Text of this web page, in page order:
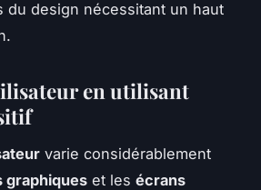
du design nécessitant un haut
en utilisant
varie considérablement
graphiques et les écrans